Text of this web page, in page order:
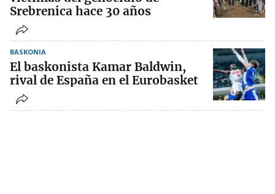
Srebrenica hace 30 años
BASKONIA
El baskonista Kamar Baldwin,
rival de España en el Eurobasket